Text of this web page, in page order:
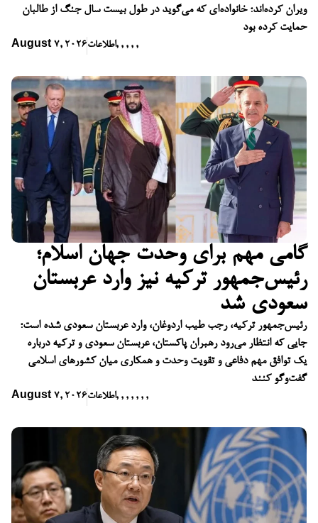
ویران کرده‌اند؛ خانواده‌ای که می‌گوید در طول بیست سال جنگ از طالبان
حمایت کرده بود
August 7, 2026اطلاعات, , , , ,
گامی مهم برای وحدت جهان اسلام؛
رئیس‌جمهور ترکیه نیز وارد عربستان
سعودی شد
رئیس‌جمهور ترکیه، رجب طیب اردوغان، وارد عربستان سعودی شده است؛
جایی که انتظار می‌رود رهبران پاکستان، عربستان سعودی و ترکیه درباره
یک توافق مهم دفاعی و تقویت وحدت و همکاری میان کشورهای اسلامی
گفت‌وگو کنند
August 7, 2026اطلاعات, , , , , , ,